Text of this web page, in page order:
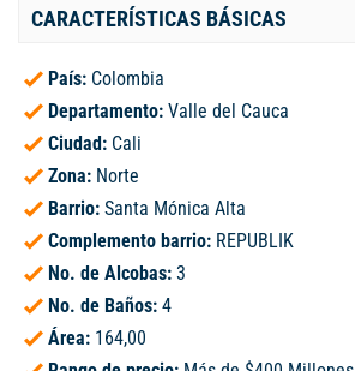
CARACTERÍSTICAS BÁSICAS
País: Colombia
Departamento: Valle del Cauca
Ciudad: Cali
Zona: Norte
Barrio: Santa Mónica Alta
Complemento barrio: REPUBLIK
No. de Alcobas: 3
No. de Baños: 4
Área: 164,00